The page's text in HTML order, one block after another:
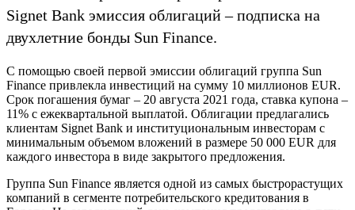
Signet Bank эмиссия облигаций – подписка на
двухлетние бонды Sun Finance.
С помощью своей первой эмиссии облигаций группа Sun
Finance привлекла инвестиций на сумму 10 миллионов EUR.
Срок погашения бумаг – 20 августа 2021 года, ставка купона –
11% с ежеквартальной выплатой. Облигации предлагались
клиентам Signet Bank и институциональным инвесторам с
минимальным объемом вложений в размере 50 000 EUR для
каждого инвестора в виде закрытого предложения.
Группа Sun Finance является одной из самых быстрорастущих
компаний в сегменте потребительского кредитования в